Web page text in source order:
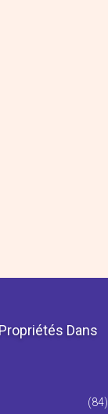
Dans
(84)